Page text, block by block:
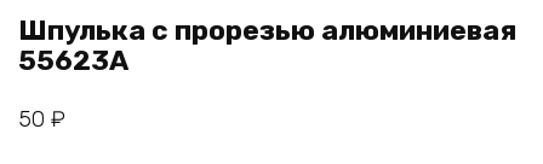
Шпулька с прорезью алюминиевая
55623А
50 ₽